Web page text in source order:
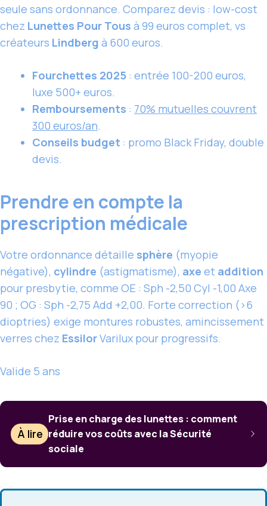
seule sans ordonnance. Comparez devis : low-cost
chez Lunettes Pour Tous à 99 euros complet, vs
créateurs Lindberg à 600 euros.
Fourchettes 2025 : entrée 100-200 euros,
luxe 500+ euros.
Remboursements : 70% mutuelles couvrent
300 euros/an.
Conseils budget : promo Black Friday, double
devis.
Prendre en compte la
prescription médicale
Votre ordonnance détaille sphère (myopie
négative), cylindre (astigmatisme), axe et addition
pour presbytie, comme OE : Sph -2,50 Cyl -1,00 Axe
90 ; OG : Sph -2,75 Add +2,00. Forte correction (>6
dioptries) exige montures robustes, amincissement
verres chez EssilorVarilux pour progressifs.
Valide 5 ans
À lire
Prise en charge des lunettes : comment
réduire vos coûts avec la Sécurité
sociale